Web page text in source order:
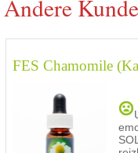
Andere
FES Chamomile